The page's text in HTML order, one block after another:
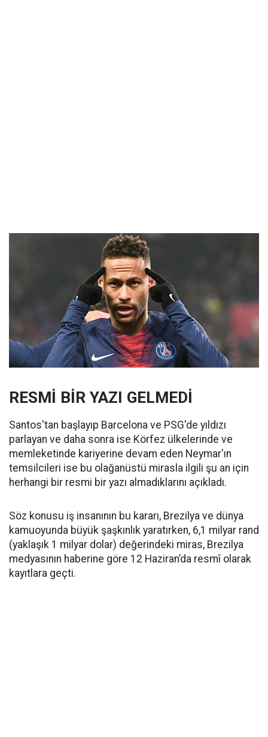
RESMİ BİR YAZI GELMEDİ
Santos'tan başlayıp Barcelona ve PSG'de yıldızı
parlayan ve daha sonra ise Körfez ülkelerinde ve
memleketinde kariyerine devam eden Neymar'ın
temsilcileri ise bu olağanüstü mirasla ilgili şu an için
herhangi bir resmi bir yazı almadıklarını açıkladı.
Söz konusu iş insanının bu kararı, Brezilya ve dünya
kamuoyunda büyük şaşkınlık yaratırken, 6,1 milyar rand
(yaklaşık 1 milyar dolar) değerindeki miras, Brezilya
medyasının haberine göre 12 Haziran’da resmî olarak
kayıtlara geçti.